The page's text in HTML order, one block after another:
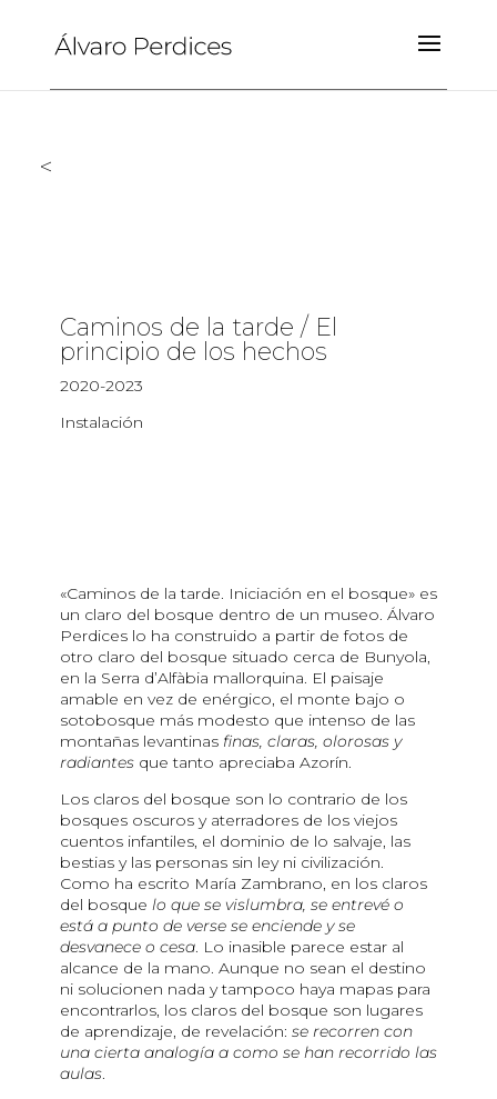
<
Caminos de la tarde / El
principio de los hechos
2020-2023
Instalación
«Caminos de la tarde. Iniciación en el bosque» es
un claro del bosque dentro de un museo. Álvaro
Perdices lo ha construido a partir de fotos de
otro claro del bosque situado cerca de Bunyola,
en la Serra d’Alfàbia mallorquina. El paisaje
amable en vez de enérgico, el monte bajo o
sotobosque más modesto que intenso de las
montañas levantinas finas, claras, olorosas y
radiantesque tanto apreciaba Azorín.
Los claros del bosque son lo contrario de los
bosques oscuros y aterradores de los viejos
cuentos infantiles, el dominio de lo salvaje, las
bestias y las personas sin ley ni civilización.
Como ha escrito María Zambrano, en los claros
del bosque lo que se vislumbra, se entrevé o
está a punto de verse se enciende y se
desvanece o cesa. Lo inasible parece estar al
alcance de la mano. Aunque no sean el destino
ni solucionen nada y tampoco haya mapas para
encontrarlos, los claros del bosque son lugares
de aprendizaje, de revelación: se recorren con
una cierta analogía a como se han recorrido las
aulas.